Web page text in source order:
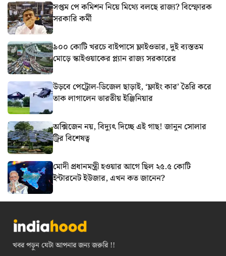
সপ্তম পে কমিশন নিয়ে মিথ্যে বলছে রাজ্য? বিস্ফোরক
সরকারি কর্মী
৯০০ কোটি খরচে বাইপাসে ফ্লাইওভার, দুই ব্যস্ততম
মোড়ে স্কাইওয়াকের প্ল্যান রাজ্য সরকারের
উড়বে পেট্রোল-ডিজেল ছাড়াই, ‘ফ্লাইং কার’ তৈরি করে
তাক লাগালেন ভারতীয় ইঞ্জিনিয়ার
অক্সিজেন নয়, বিদ্যুৎ দিচ্ছে এই গাছ! জানুন সোলার
ট্রির বিশেষত্ব
মোদী প্রধানমন্ত্রী হওয়ার আগে ছিল ২৫.৫ কোটি
ইন্টারনেট ইউজার, এখন কত জানেন?
খবর পড়ুন যেটা আপনার জন্য জরুরি !!